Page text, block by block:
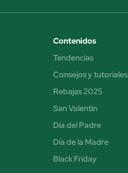
Contenidos
Tendencias
Consejos y tutoriales
Rebajas 2025
San Valentín
Día del Padre
Día de la Madre
Black Friday